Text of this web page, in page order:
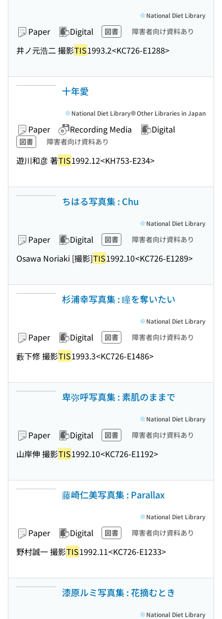
Paper Digital 図書 障害者向け資料あり
井ノ元浩二 撮影TIS1993.2<KC726-E1288>
National Diet Library
十年愛
Paper Recording Media Digital
図書 障害者向け資料あり
遊川和彦 著TIS1992.12<KH753-E234>
National Diet Library Other Libraries in Japan
ちはる写真集 : Chu
Paper Digital 図書 障害者向け資料あり
Osawa Noriaki [撮影]TIS1992.10<KC726-E1289>
National Diet Library
杉浦幸写真集 : 瞳を奪いたい
Paper Digital 図書 障害者向け資料あり
藪下修 撮影TIS1993.3<KC726-E1486>
National Diet Library
卑弥呼写真集 : 素肌のままで
Paper Digital 図書 障害者向け資料あり
山岸伸 撮影TIS1992.10<KC726-E1192>
National Diet Library
藤崎仁美写真集 : Parallax
Paper Digital 図書 障害者向け資料あり
野村誠一 撮影TIS1992.11<KC726-E1233>
National Diet Library
漆原ルミ写真集 : 花摘むとき
National Diet Library